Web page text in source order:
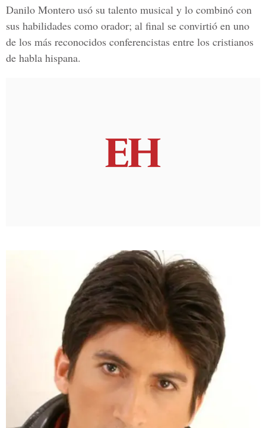
Danilo Montero usó su talento musical y lo combinó con
sus habilidades como orador; al final se convirtió en uno
de los más reconocidos conferencistas entre los cristianos
de habla hispana.